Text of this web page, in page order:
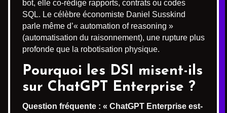
bot, elle co-rédige rapports, contrats ou codes
SQL. Le célèbre économiste Daniel Susskind
parle même d’« automation of reasoning »
(automatisation du raisonnement), une rupture plus
profonde que la robotisation physique.
Pourquoi les DSI misent-ils
sur ChatGPT Enterprise ?
Question fréquente : « ChatGPT Enterprise est-